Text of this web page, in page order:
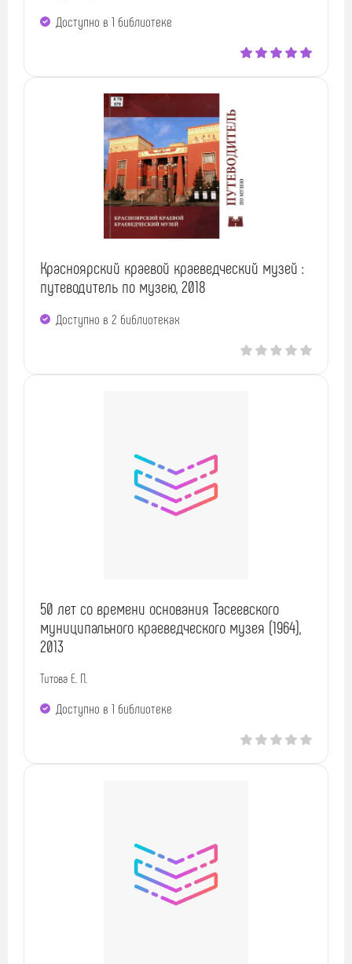
Доступно в 1 библиотекe
Красноярский краевой краеведческий музей :
путеводитель по музею, 2018
Доступно в 2 библиотеках
50 лет со времени основания Тасеевского
муниципального краеведческого музея (1964),
2013
Титова Е. П.
Доступно в 1 библиотекe